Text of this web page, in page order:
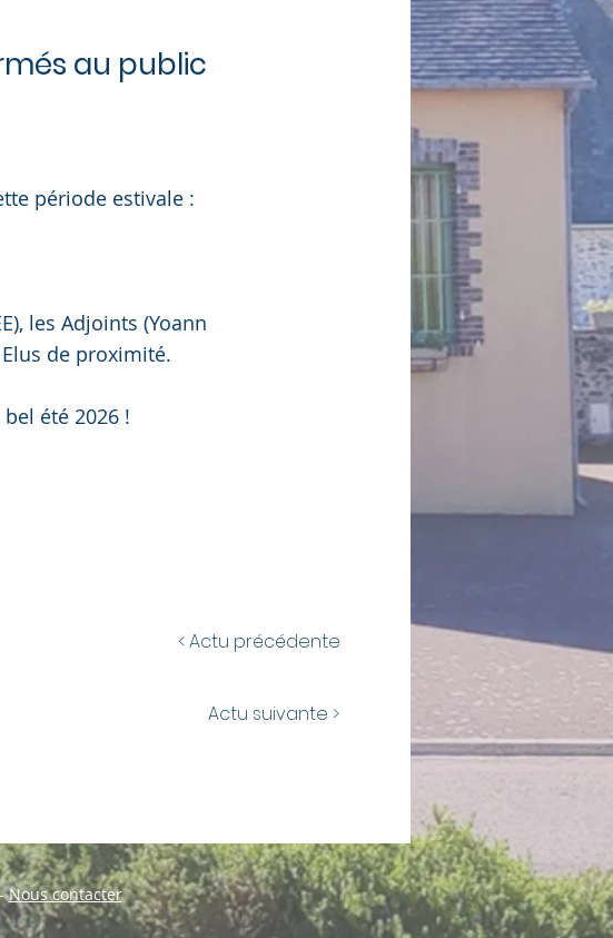
au public
période estivale :
les Adjoints (Yoann
Elus de proximité.
été 2026 !
< Actu précédente
Actu suivante >
Nous contacter